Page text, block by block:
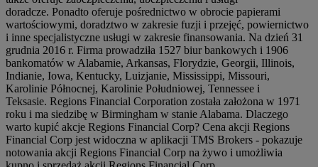
doradcze. Ponadto oferuje pośrednictwo w obrocie papierami
wartościowymi, doradztwo w zakresie fuzji i przejęć, powiernictwo
i inne specjalistyczne usługi w zakresie finansowania. Na dzień 31
grudnia 2016 r. Firma prowadziła 1527 biur bankowych i 1906
bankomatów w Alabamie, Arkansas, Florydzie, Georgii, Illinois,
Indianie, Iowa, Kentucky, Luizjanie, Mississippi, Missouri,
Karolinie Północnej, Karolinie Południowej, Tennessee i
Teksasie. Regions Financial Corporation została założona w 1971
roku i ma siedzibę w Birmingham w stanie Alabama. Dlaczego
warto kupić akcje Regions Financial Corp? Cena akcji Regions
Financial Corp jest widoczna w aplikacji TMS Brokers - pokazuje
notowania akcji Regions Financial Corp na żywo i umożliwia